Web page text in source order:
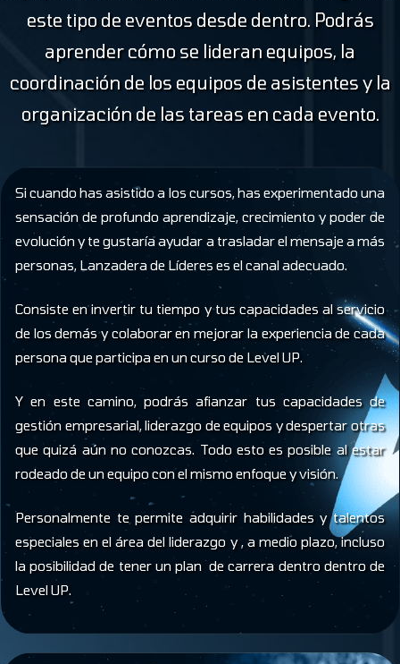
este tipo de eventos desde dentro. Podrás
aprender cómo se lideran equipos, la
coordinación de los equipos de asistentes y la
organización de las tareas en cada evento.
Si cuando has asistido a los cursos, has experimentado una
sensación de profundo aprendizaje, crecimiento y poder de
evolución y te gustaría ayudar a trasladar el mensaje a más
personas, Lanzadera de Líderes es el canal adecuado.
Consiste en invertir tu tiempo y tus capacidades al servicio
de los demás y colaborar en mejorar la experiencia de cada
persona que participa en un curso de Level UP.
Y en este camino, podrás afianzar tus capacidades de
gestión empresarial, liderazgo de equipos y despertar otras
que quizá aún no conozcas. Todo esto es posible al estar
rodeado de un equipo con el mismo enfoque y visión.
Personalmente te permite adquirir habilidades y talentos
especiales en el área del liderazgo y , a medio plazo, incluso
la posibilidad de tener un plan de carrera dentro dentro de
Level UP.